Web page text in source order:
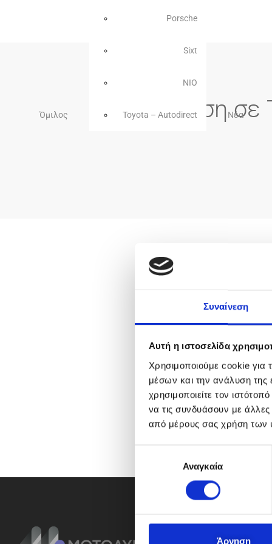
Συναίνεση
Αυτή η ιστοσελίδα
Χρησιμοποιούμε cookie για
μέσων και την ανάλυση της
χρησιμοποιείτε τον
να τις συνδυάσουν με
από μέρους σας χρήση των
ή
Αναγκαία
Άρνηση
Όμιλος
Porsche
Sixt
NIO
Toyota – Autodirect Νέα
Πρόσκληση σε